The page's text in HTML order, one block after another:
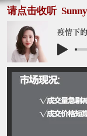
请点击收听
疫情下